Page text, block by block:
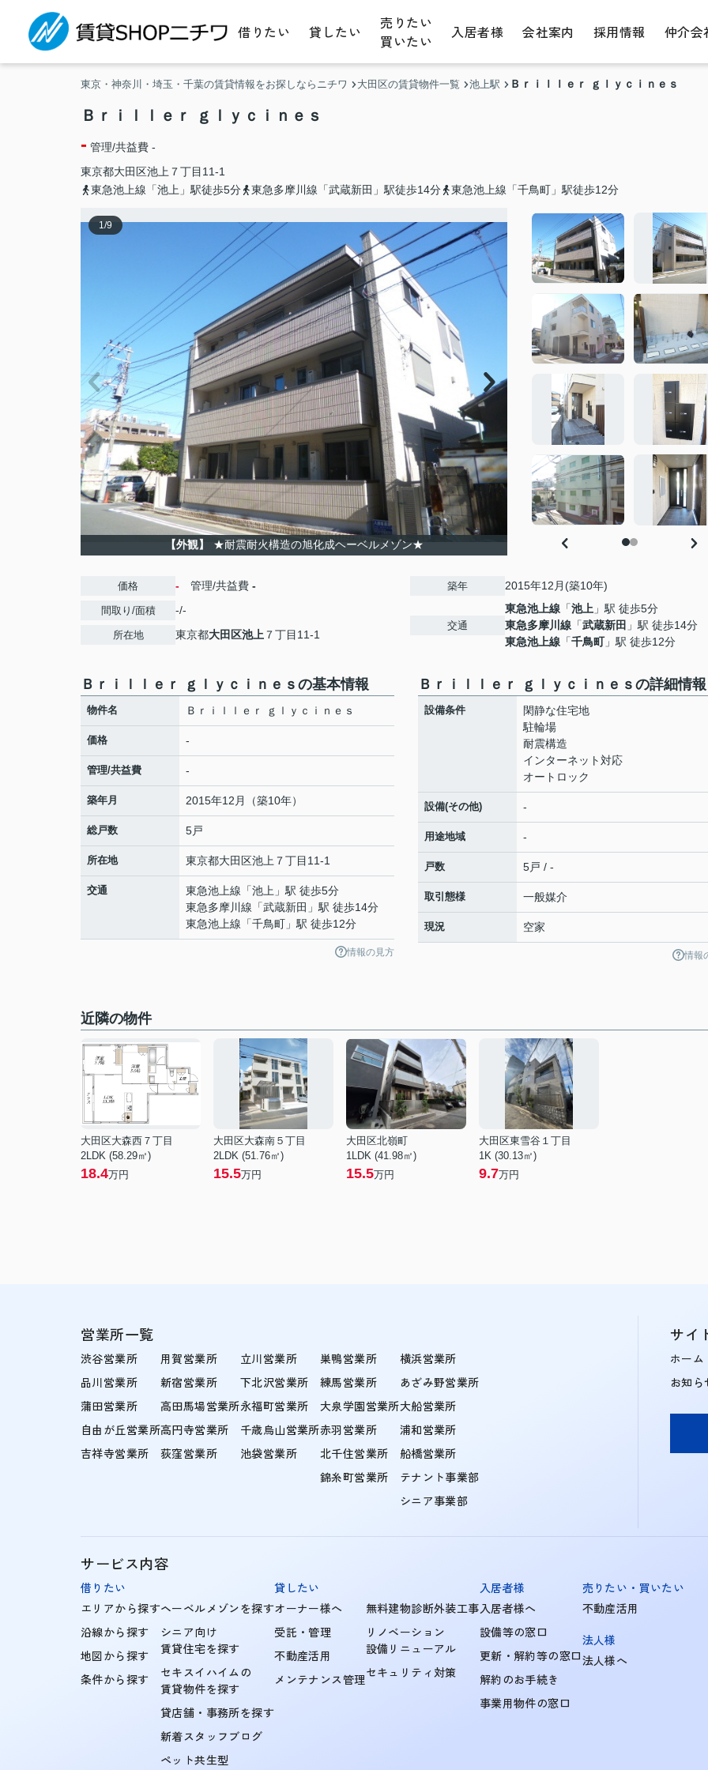
借りたい 貸したい
売りたい
買いたい
入居者様 会社案内 採用情報 仲介会
東京・神奈川・埼玉・千葉の賃貸情報をお探しならニチワ 大田区の賃貸物件一覧 池上駅 Ｂｒｉｌｌｅｒ ｇｌｙｃｉｎｅｓ
Ｂｒｉｌｌｅｒ ｇｌｙｃｉｎｅｓ
- 管理/共益費 -
東京都大田区池上 ７丁目11-1
東急池上線「池上」駅徒歩5分
東急多摩川線「武蔵新田」駅徒歩14分 東急池上線「千鳥町」駅徒歩12分
1/9
【外観】 ★耐震耐火構造の旭化成ヘーベルメゾン★
価格 - 管理/共益費 -
間取り/面積 -/-
所在地 東京都大田区池上 ７丁目11-1
築年 2015年12月(築10年)
交通
東急池上線 「池上 」駅 徒歩5分
東急多摩川線 「武蔵新田 」駅 徒歩14分
東急池上線 「千鳥町」駅 徒歩12分
Ｂｒｉｌｌｅｒ ｇｌｙｃｉｎｅｓの基本情報
物件名 Ｂｒｉｌｌｅｒ ｇｌｙｃｉｎｅｓ
価格 -
管理/共益費 -
築年月 2015年12月（築10年）
総戸数 5戸
所在地 東京都大田区池上 ７丁目11-1
交通 東急池上線 「池上 」駅 徒歩5分
東急多摩川線 「武蔵新田 」駅 徒歩14分
東急池上線 「千鳥町 」駅 徒歩12分
情報の見方
Ｂｒｉｌｌｅｒ ｇｌｙｃｉｎｅｓの詳細情報
設備条件
閑静な住宅地
駐輪場
耐震構造
インターネット対応
オートロック
設備(その他) -
用途地域 -
戸数 5戸 / -
取引態様 一般媒介
現況 空家
情報
近隣の物件
大田区大森西７丁目
2LDK (58.29㎡)
18.4万円
大田区大森南５丁目
2LDK (51.76㎡)
15.5万円
大田区北嶺町
1LDK (41.98㎡)
15.5万円
大田区東雪谷１丁目
1K (30.13㎡)
9.7万円
営業所一覧
渋谷営業所
品川営業所
蒲田営業所
自由が丘営業所
吉祥寺営業所
用賀営業所
新宿営業所
高田馬場営業所
高円寺営業所
荻窪営業所
立川営業所
下北沢営業所
永福町営業所
千歳烏山営業所
池袋営業所
巣鴨営業所
練馬営業所
大泉学園営業所
赤羽営業所
北千住営業所
錦糸町営業所
横浜営業所
あざみ野営業所
大船営業所
浦和営業所
船橋営業所
テナント事業部
シニア事業部
サイ
ホーム
お知ら
サービス内容
借りたい
エリアから探す
沿線から探す
地図から探す
条件から探す
ヘーベルメゾンを探す
シニア向け
賃貸住宅を探す
セキスイハイムの
賃貸物件を探す
貸店舗・事務所を探す
新着スタッフブログ
ペット共生型
貸したい
オーナー様へ
受託・管理
不動産活用
メンテナンス管理
無料建物診断外装工事
リノベーション
設備リニューアル
セキュリティ対策
入居者様
入居者様へ
設備等の窓口
更新・解約等の窓口
解約のお手続き
事業用物件の窓口
売りたい・買いたい
不動産活用
法人様
法人様へ